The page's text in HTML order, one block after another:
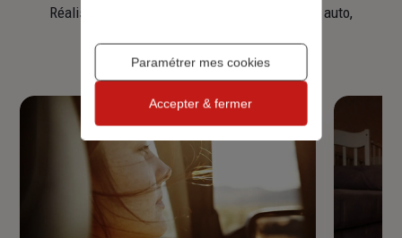
Réalisez une simulation tarifaire d'assurance, auto,
Paramétrer mes cookies
Accepter & fermer